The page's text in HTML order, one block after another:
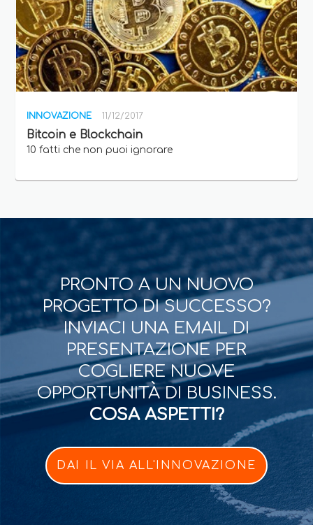
INNOVAZIONE 11/12/2017
Bitcoin e Blockchain
10 fatti che non puoi ignorare
PRONTO A UN NUOVO
PROGETTO DI SUCCESSO?
INVIACI UNA EMAIL DI
PRESENTAZIONE PER
COGLIERE NUOVE
OPPORTUNITÀ DI BUSINESS.
COSA ASPETTI?
DAI IL VIA ALL'INNOVAZIONE